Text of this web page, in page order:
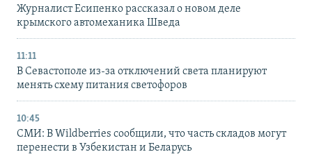
Журналист Есипенко рассказал о новом деле
крымского автомеханика Шведа
11:11
В Севастополе из-за отключений света планируют
менять схему питания светофоров
10:45
СМИ: В Wildberries сообщили, что часть складов могут
перенести в Узбекистан и Беларусь